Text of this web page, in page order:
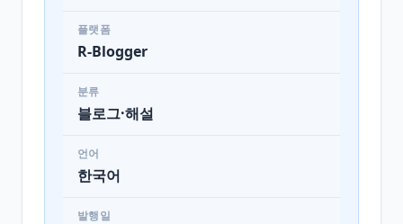
플랫폼
R-Blogger
분류
블로그·해설
언어
한국어
발행일